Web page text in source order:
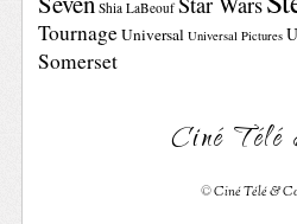
Shia LaBeouf
TournageUniversal Universal Pictures
Somerset
Ciné Télé
©Ciné Télé &